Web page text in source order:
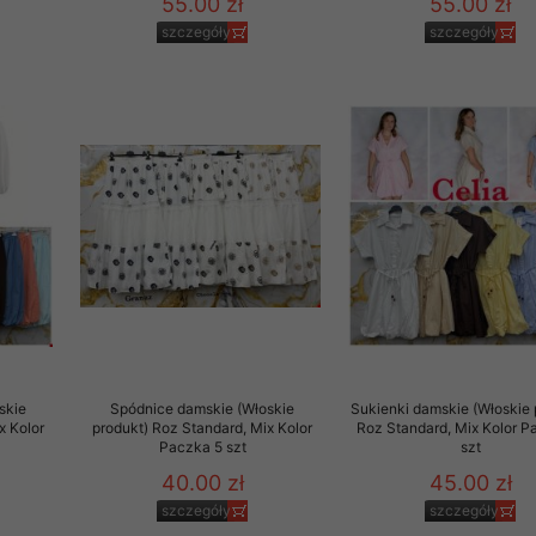
szczegóły szczegóły
Kolor
Spódnice damskie (Włoskie
produkt) Roz Standard, Mix Kolor
Paczka 5 szt
40.00 zł
szczegóły
Sukienki damskie (Włoskie
Roz Standard, Mix Kolor
szt
45.00 zł
szczegóły